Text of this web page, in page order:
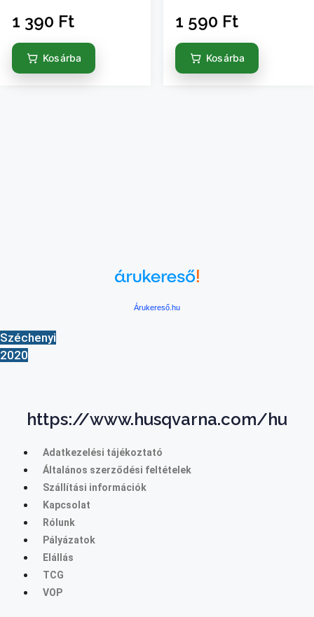
1 390 Ft
Kosárba
1 590 Ft
Kosárba
Árukereső.hu
Széchenyi
2020
https://www.husqvarna.com/hu
Adatkezelési tájékoztató
Általános szerződési feltételek
Szállítási információk
Kapcsolat
Rólunk
Pályázatok
Elállás
TCG
VOP